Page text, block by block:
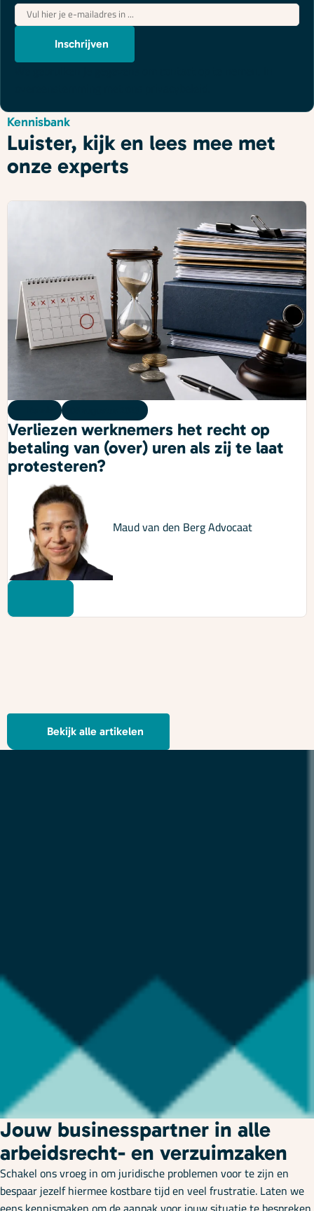
E-
mailadres*
Inschrijven
Kennisbank
Luister, kijk en lees mee met
onze experts
Verliezen werknemers het recht op
betaling van (over) uren als zij te laat
protesteren?
Maud van den BergAdvocaat
Bekijk alle artikelen
Jouw businesspartner in alle
arbeidsrecht- en verzuimzaken
Schakel ons vroeg in om juridische problemen voor te zijn en
bespaar jezelf hiermee kostbare tijd en veel frustratie. Laten we